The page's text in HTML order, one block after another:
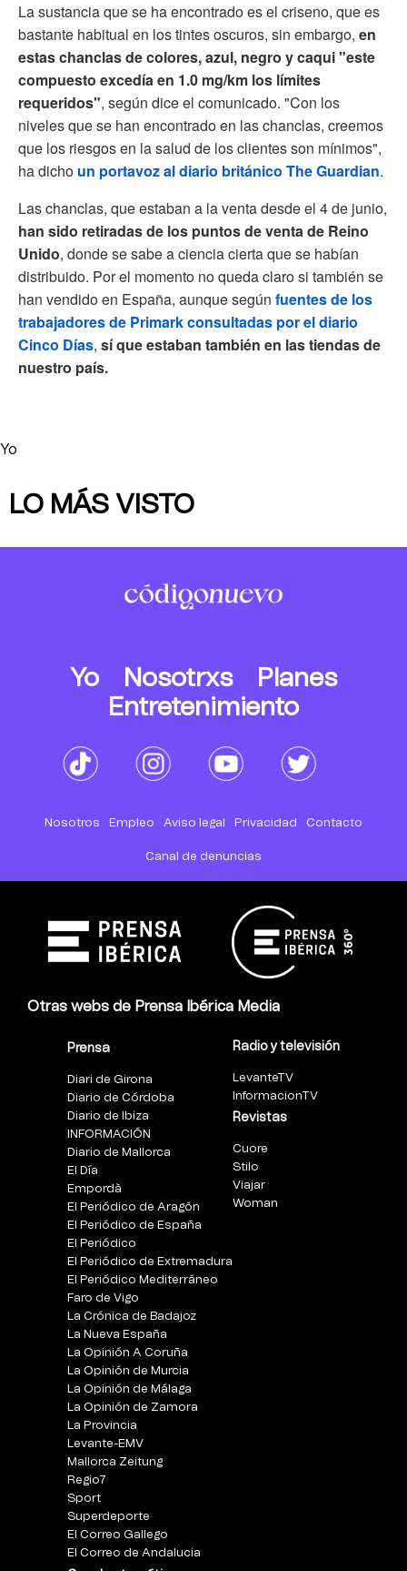
La sustancia que se ha encontrado es el criseno, que es
bastante habitual en los tintes oscuros, sin embargo, en
estas chanclas de colores, azul, negro y caqui "este
compuesto excedía en 1.0 mg/km los límites
requeridos", según dice el comunicado. "Con los
niveles que se han encontrado en las chanclas, creemos
que los riesgos en la salud de los clientes son mínimos",
ha dicho un portavoz al diario británico The Guardian.
Las chanclas, que estaban a la venta desde el 4 de junio,
han sido retiradas de los puntos de venta de Reino
Unido, donde se sabe a ciencia cierta que se habían
distribuido. Por el momento no queda claro si también se
han vendido en España, aunque según fuentes de los
trabajadores de Primark consultadas por el diario
Cinco Días, sí que estaban también en las tiendas de
nuestro país.
Yo
LO MÁS VISTO
Yo Nosotrxs
Planes
Entretenimiento
Nosotros Empleo Aviso legal Privacidad Contacto
Canal de denuncias
Otras webs de Prensa Ibérica Media
Prensa
Diari de Girona
Diario de Córdoba
Diario de Ibiza
INFORMACIÓN
Diario de Mallorca
El Día
Empordà
El Periódico de Aragón
El Periódico de España
El Periódico
El Periódico de Extremadura
El Periódico Mediterráneo
Faro de Vigo
La Crónica de Badajoz
La Nueva España
La Opinión A Coruña
La Opinión de Murcia
La Opinión de Málaga
La Opinión de Zamora
La Provincia
Levante-EMV
Mallorca Zeitung
Regio7
Sport
Superdeporte
El Correo Gallego
El Correo de Andalucia
Radio y televisión
LevanteTV
InformacionTV
Revistas
Cuore
Stilo
Viajar
Woman